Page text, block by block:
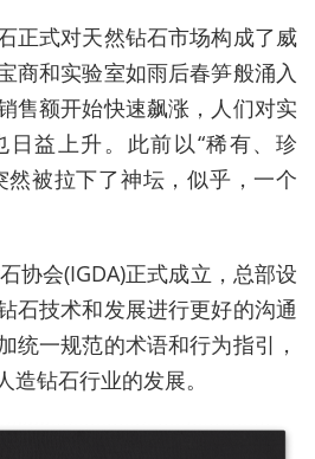
正式对天然钻石市场构成了威
商和实验室如雨后春笋般涌入
售额开始快速飙涨，人们对实
益上升。此前以“稀有、珍
然被拉下了神坛，似乎，一个
协会(IGDA)正式成立，总部设
石技术和发展进行更好的沟通
统一规范的术语和行为指引，
钻石行业的发展。